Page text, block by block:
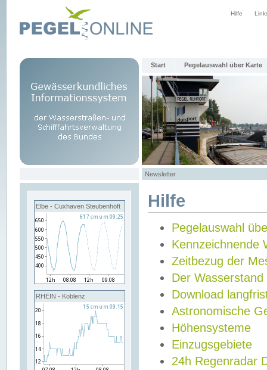
Hilfe
Start Pegelauswahl über Karte
Newsletter
Elbe - Cuxhaven Steubenhöft
RHEIN - Koblenz
Hilfe
Pegelauswahl
Kennzeichnende
Zeitbezug der
Der Wasserstand
Download
Astronomische
Höhensysteme
Einzugsgebiete
24h Regenradar